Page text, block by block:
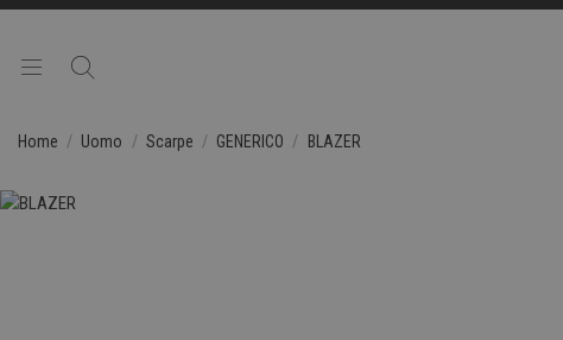
Home Uomo Scarpe GENERICO BLAZER